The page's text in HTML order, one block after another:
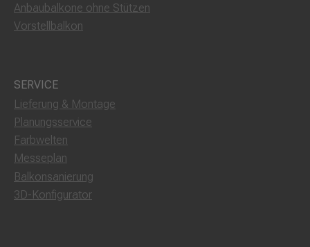
Anbaubalkone ohne Stützen
Vorstellbalkon
SERVICE
Lieferung & Montage
Planungsservice
Farbwelten
Messeplan
Balkonsanierung
3D-Konfigurator